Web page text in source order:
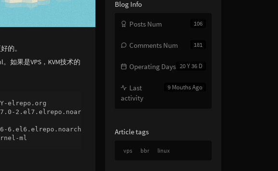
的。
如果是VPS，KVM技术的
elrepo.org
2.el7.elrepo.noarch.rpm
6.el6.elrepo.noarch.rpm
Blog Info
106
Posts Num
181
Comments Num
20 Y 36 D
Operating Days
9 Mouths Ago
Last
activity
Article tags
vps bbr linux